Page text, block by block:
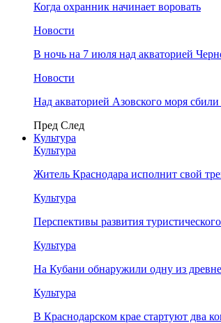
Когда охранник начинает воровать
Новости
В ночь на 7 июля над акваторией
Новости
Над акваторией Азовского моря
Пред След
Культура
Культура
Житель Краснодара исполнит свой
Культура
Перспективы развития
Культура
На Кубани обнаружили одну из
Культура
В Краснодарском крае стартуют два